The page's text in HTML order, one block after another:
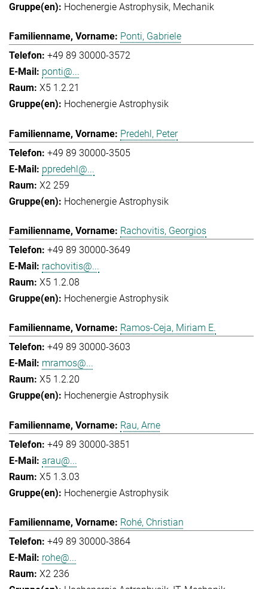
Hochenergie Astrophysik Mechanik
Ponti, Gabriele
+49 89 30000-3572
ponti@...
X5 1.2.21
Hochenergie Astrophysik
Predehl, Peter
+49 89 30000-3505
ppredehl@...
X2 259
Hochenergie Astrophysik
Rachovitis, Georgios
+49 89 30000-3649
rachovitis@...
X5 1.2.08
Hochenergie Astrophysik
Ramos-Ceja, Miriam E.
+49 89 30000-3603
mramos@...
X5 1.2.20
Hochenergie Astrophysik
Rau, Arne
+49 89 30000-3851
arau@...
X5 1.3.03
Hochenergie Astrophysik
Rohé, Christian
+49 89 30000-3864
rohe@...
X2 236